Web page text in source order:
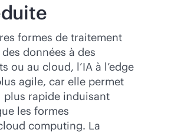
formes de traitement
données à des
ou au cloud, l’IA à l’edge
agile, car elle permet
rapide induisant
les formes
computing. La